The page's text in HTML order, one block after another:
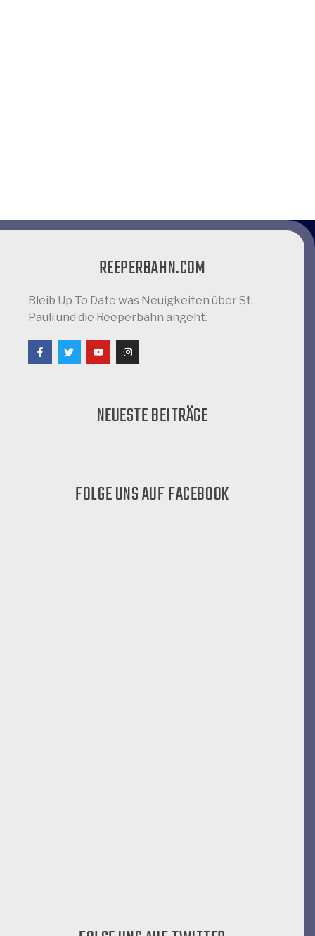
REEPERBAHN.COM
Bleib Up To Date was Neuigkeiten über St.
Pauli und die Reeperbahn angeht.
NEUESTE BEITRÄGE
FOLGE UNS AUF FACEBOOK